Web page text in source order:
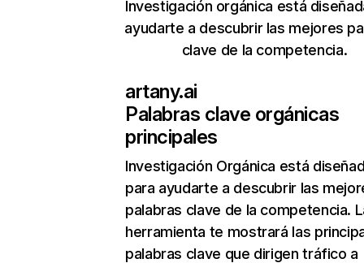
Investigación orgánica está
ayudarte a descubrir las mejores
clave de la competencia.
artany.ai
Palabras clave orgánicas
principales
Investigación Orgánica está
para ayudarte a descubrir las
palabras clave de la competencia.
herramienta te mostrará las
palabras clave que dirigen tráfico a